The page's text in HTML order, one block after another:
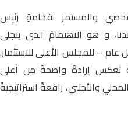
والمستمر لفخامةِ رئيس
و هو الاهتمامُ الذي يتجلى
– للمجلس الأعلى للاستثمار.
تعكس إرادةً واضحةً من أعلى
والأجنبي، رافعةً استراتيجيةً